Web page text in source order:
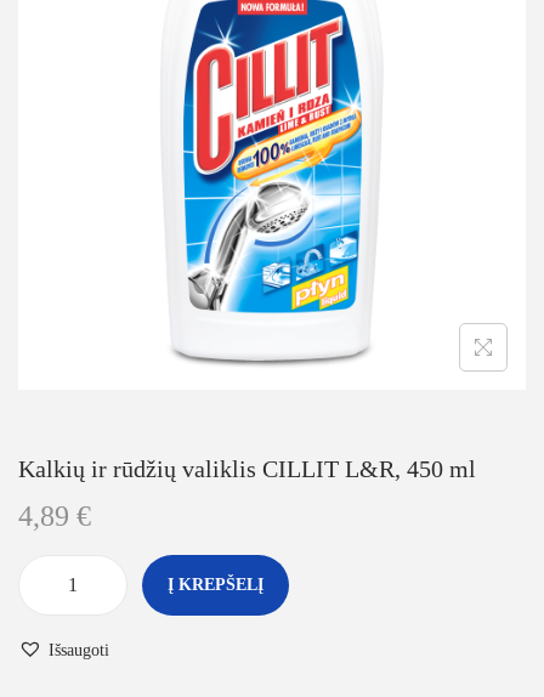
Kalkių ir rūdžių valiklis CILLIT L&R, 450 ml
4,89 €
Į KREPŠELĮ
Išsaugoti